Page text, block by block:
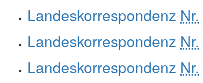
Landeskorrespondenz Nr.
Landeskorrespondenz Nr.
Landeskorrespondenz Nr.